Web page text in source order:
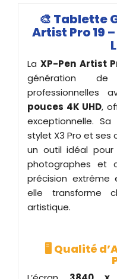
🎨 Tablette
Artist Pro 19
LaXP-Pen Artist
génération de
professionnelles
pouces 4K UHD,
exceptionnelle.
stylet X3 Pro et ses
un outil idéal pour
photographes et
précision extrême
elle transforme
artistique.
🖥️ Qualité